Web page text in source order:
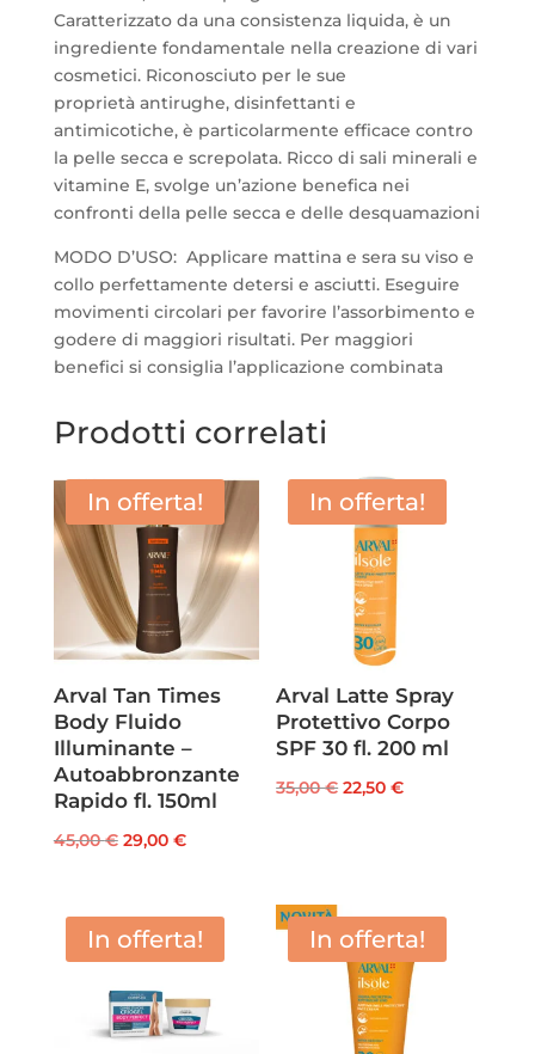
Caratterizzato da una consistenza liquida, è un
ingrediente fondamentale nella creazione di vari
cosmetici. Riconosciuto per le sue
proprietà antirughe, disinfettanti e
antimicotiche, è particolarmente efficace contro
la pelle secca e screpolata. Ricco di sali minerali e
vitamine E, svolge un’azione benefica nei
confronti della pelle secca e delle desquamazioni
MODO D’USO: Applicare mattina e sera su viso e
collo perfettamente detersi e asciutti. Eseguire
movimenti circolari per favorire l’assorbimento e
godere di maggiori risultati. Per maggiori
benefici si consiglia l’applicazione combinata
Prodotti correlati
In offerta!
Arval Tan Times
Body Fluido
Illuminante –
Autoabbronzante
Rapido fl. 150ml
45,00€ Il
era:
45,00 €.
29,00 €Il
è:
29,00 €.
In offerta!
Arval Latte Spray
Protettivo Corpo
SPF 30 fl. 200 ml
35,00€ Il
22,50€Il
In offerta! In offerta!